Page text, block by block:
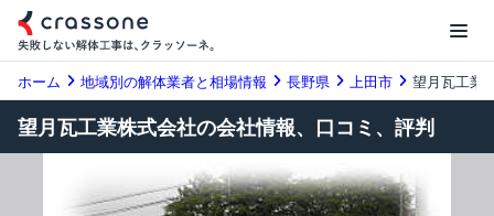
ホーム 地域別の解体業者と相場情報 長野県 上田市 望月瓦工業
望月瓦工業株式会社の会社情報、口コミ、評判